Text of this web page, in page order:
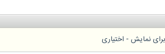
نمایش - اختیاری